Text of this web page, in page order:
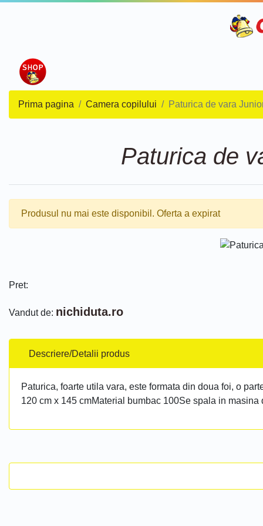
Prima pagina Camera copilului Paturica de vara
Paturica de
Produsul nu mai este disponibil. Oferta a expirat
Pret:
Vandut de: nichiduta.ro
Descriere/Detalii produs
Paturica, foarte utila vara, este formata din doua foi, o
120 cm x 145 cmMaterial bumbac 100Se spala in masina